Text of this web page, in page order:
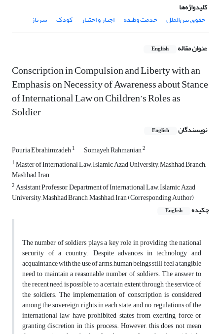
کلیدواژه‌ها
حقوق بین‌الملل
خدمت وظیفه اجبار و اختیار کودک سرباز
عنوان مقاله English
Conscription in Compulsion and Liberty with an
Emphasis on Necessity of Awareness about Stance
of International Law on Children’s Roles as
Soldier
نویسندگان English
Pouria Ebrahimzadeh1 Somayeh Rahmanian2
1Master of International Law, Islamic Azad University, Mashhad Branch,
Mashhad, Iran
2Assistant Professor, Department of International Law, Islamic Azad
University, Mashhad Branch, Mashhad, Iran (Corresponding Author)
چکیده
English
The number of soldiers plays a key role in providing the national
security of a country. Despite advances in technology and
acquaintance with the use of arms, human beings still feel a tangible
need to maintain a reasonable number of soldiers. The answer to
the recent need is possible to a certain extent through the service of
the soldiers. The implementation of conscription is considered
among the sovereign rights in each state, and no regulations of the
international law have prohibited states from exerting force or
granting discretion in this process. However, this does not mean